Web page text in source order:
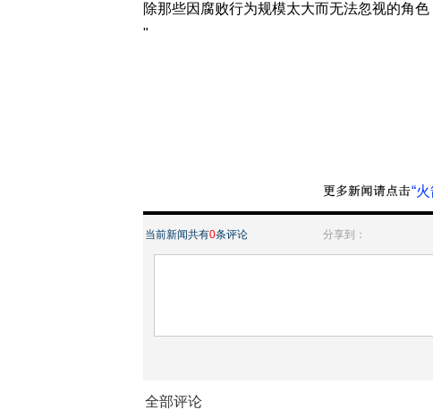
除那些因腐败行为规模太大而无法忽视的角
"
“
当前新闻共有0条评论 分享到：
全部评论